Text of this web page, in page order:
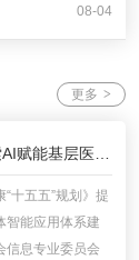
08-04
更多 >
弘扬井冈山精神，探索AI赋能基层医疗信息化建设新路径
十五五”规划》提
智能应用体系建
信息专业委员会